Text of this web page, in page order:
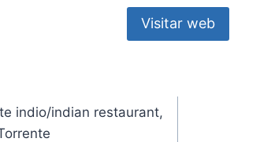
Visitar web
indio/indian restaurant,